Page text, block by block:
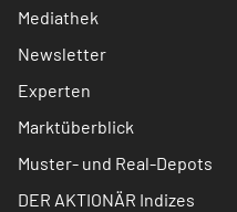
Mediathek
Newsletter
Experten
Marktüberblick
Muster- und Real-Depots
DER AKTIONÄR Indizes